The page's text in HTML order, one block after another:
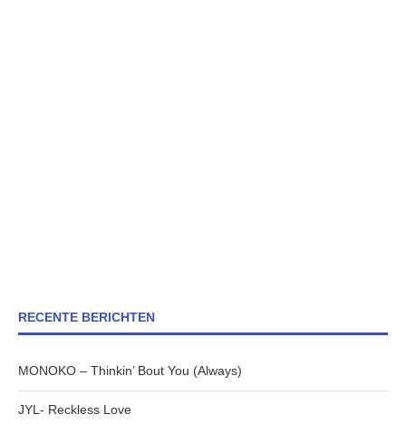
RECENTE BERICHTEN
MONOKO – Thinkin’ Bout You (Always)
JYL- Reckless Love